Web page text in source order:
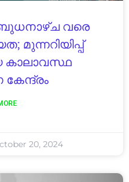
വരെ
മുന്നറിയിപ്പ്
കാലാവസ്ഥ
20, 2024